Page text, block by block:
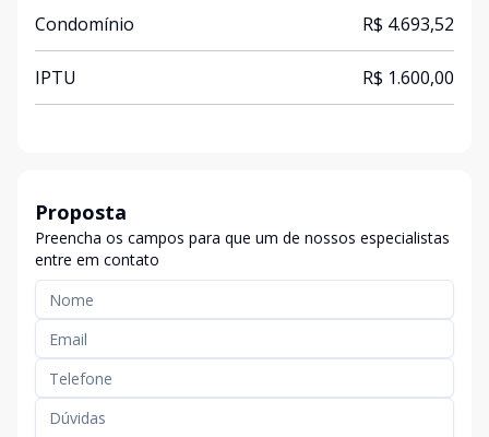
Condomínio R$ 4.693,52
IPTU R$ 1.600,00
Proposta
Preencha os campos para que um de nossos especialistas
entre em contato